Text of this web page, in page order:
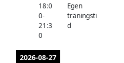
18:0
0-
21:3
0
Egen
träningsti
d
2026-08-27